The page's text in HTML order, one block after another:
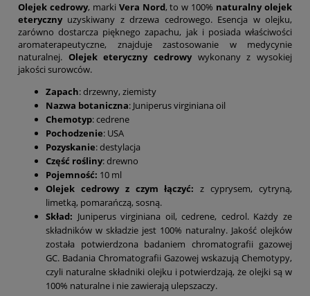
Olejek cedrowy, marki Vera Nord, to w 100% naturalny olejek
eterycznyuzyskiwany z drzewa cedrowego. Esencja w olejku,
zarówno dostarcza pięknego zapachu, jak i posiada właściwości
aromaterapeutyczne, znajduje zastosowanie w medycynie
naturalnej. Olejek eteryczny cedrowy wykonany z wysokiej
jakości surowców.
Zapach: drzewny, ziemisty
Nazwa botaniczna: Juniperus virginiana oil
Chemotyp: cedrene
Pochodzenie: USA
Pozyskanie: destylacja
Część rośliny: drewno
Pojemność: 10 ml
Olejek cedrowy z czym łączyć: z cyprysem, cytryną,
limetką, pomarańczą, sosną.
Skład: Juniperus virginiana oil, cedrene, cedrol. Każdy ze
składników w składzie jest 100% naturalny. Jakość olejków
została potwierdzona badaniem chromatografii gazowej
GC. Badania Chromatografii Gazowej wskazują Chemotypy,
czyli naturalne składniki olejku i potwierdzają, że olejki są w
100% naturalne i nie zawierają ulepszaczy.